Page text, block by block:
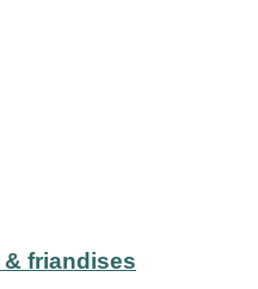
friandises